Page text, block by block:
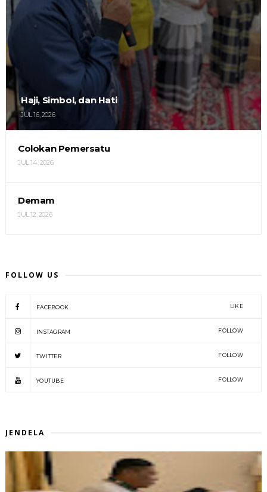
Haji, Simbol, dan Hati
JUL 16, 2026
Colokan Pemersatu
JUL 14, 2026
Demam
JUL 12, 2026
FOLLOW US
FACEBOOK LIKE
INSTAGRAM FOLLOW
TWITTER FOLLOW
YOUTUBE FOLLOW
JENDELA